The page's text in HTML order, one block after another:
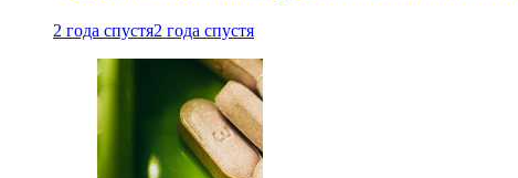
2 года спустя2 года спустя